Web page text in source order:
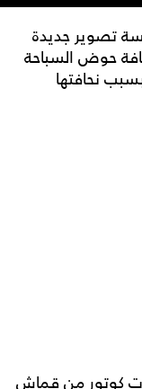
تصوير جديدة
حوض السباحة
نحافتها
كوتور من قماش